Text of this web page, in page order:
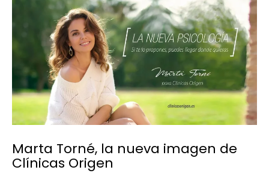
Marta Torné, la nueva imagen de
Clínicas Origen